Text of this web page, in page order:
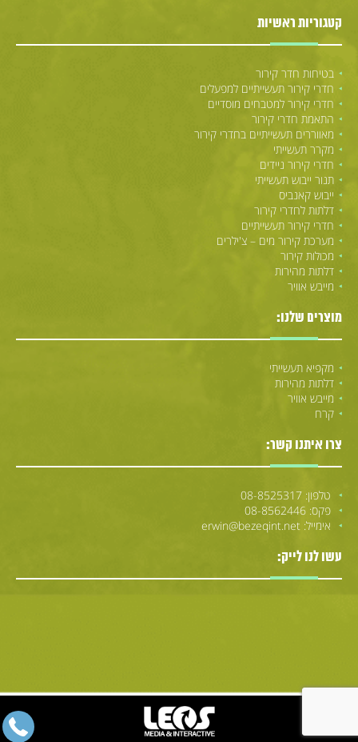
קטגוריות ראשיות
בטיחות חדר קירור
חדרי קירור תעשייתיים למפעלים
חדרי קירור למטבחים מוסדיים
התאמת חדרי קירור
מאווררים תעשייתיים בחדרי קירור
מקרר תעשייתי
חדרי קירור ניידים
תנור ייבוש תעשייתי
ייבוש קאנביס
דלתות לחדרי קירור
חדרי קירור תעשייתיים
מערכת קירור מים – צ'ילרים
מכולות קירור
דלתות מהירות
מייבש אוויר
מוצרים שלנו:
מקפיא תעשייתי
דלתות מהירות
מייבש אוויר
קרח
צרו איתנו קשר:
טלפון: 08-8525317
פקס: 08-8562446
אימייל: erwin@bezeqint.net
עשו לנו לייק: